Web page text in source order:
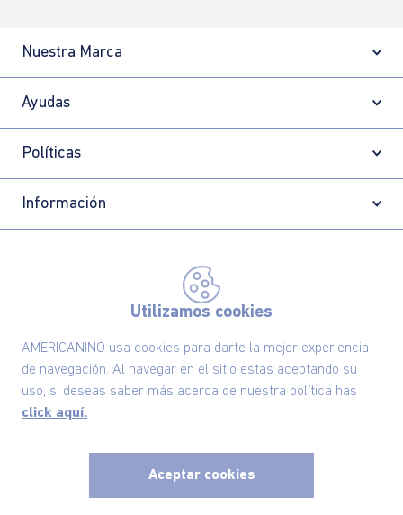
Utilizamos cookies
AMERICANINO usa cookies para darte la mejor experiencia
de navegación. Al navegar en el sitio estas aceptando su
uso, si deseas saber más acerca de nuestra política has
click aquí.
Aceptar cookies
Nuestra Marca
Ayudas
Políticas
Información
Comodin S.A.S | NIT: 800.069.933-6©2025 Americanino, todos los derechos reservados